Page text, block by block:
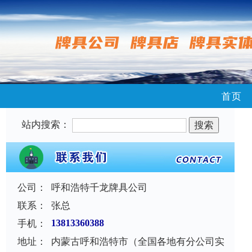
首页
站内搜索：
公司：
呼和浩特千龙牌具公司
联系：
张总
手机：
13813360388
地址：
内蒙古呼和浩特市（全国各地有分公司实